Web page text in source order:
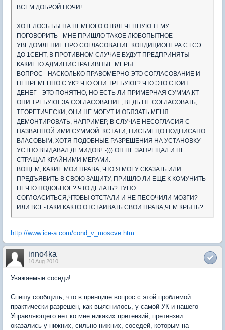
ВСЕМ ДОБРОЙ НОЧИ!
ХОТЕЛОСЬ БЫ НА НЕМНОГО ОТВЛЕЧЕННУЮ ТЕМУ
ПОГОВОРИТЬ - МНЕ ПРИШЛО ТАКОЕ ЛЮБОПЫТНОЕ
УВЕДОМЛЕНИЕ ПРО СОГЛАСОВАНИЕ КОНДИЦИОНЕРА С ГСЭ
ДО 1СЕНТ, В ПРОТИВНОМ СЛУЧАЕ БУДУТ ПРЕДПРИНЯТЫ
КАКИЕТО АДМИНИСТРАТИВНЫЕ МЕРЫ.
ВОПРОС - НАСКОЛЬКО ПРАВОМЕРНО ЭТО СОГЛАСОВАНИЕ И
НЕПРЕМЕННО С УК? ЧТО ОНИ ТРЕБУЮТ? ЧТО ЭТО СТОИТ
ДЕНЕГ - ЭТО ПОНЯТНО, НО ЕСТЬ ЛИ ПРИМЕРНАЯ СУММА,КТ
ОНИ ТРЕБУЮТ ЗА СОГЛАСОВАНИЕ, ВЕДЬ НЕ СОГЛАСОВАТЬ,
ТЕОРЕТИЧЕСКИ, ОНИ НЕ МОГУТ И ОБЯЗАТЬ МЕНЯ
ДЕМОНТИРОВАТЬ, НАПРИМЕР, В СЛУЧАЕ НЕСОГЛАСИЯ С
НАЗВАННОЙ ИМИ СУММОЙ. КСТАТИ, ПИСЬМЕЦО ПОДПИСАНО
ВЛАСОВЫМ, ХОТЯ ПОДОБНЫЕ РАЗРЕШЕНИЯ НА УСТАНОВКУ
УСТНО ВЫДАВАЛ ДЕМИДОВ! :-))) ОН НЕ ЗАПРЕЩАЛ И НЕ
СТРАЩАЛ КРАЙНИМИ МЕРАМИ.
ВОЩЕМ, КАКИЕ МОИ ПРАВА, ЧТО Я МОГУ СКАЗАТЬ ИЛИ
ПРЕДЪЯВИТЬ В СВОЮ ЗАЩИТУ, ПРИШЛО ЛИ ЕЩЕ К КОМУНИТЬ
НЕЧТО ПОДОБНОЕ? ЧТО ДЕЛАТЬ? ТУПО
СОГЛОАСИТЬСЯ,ЧТОБЫ ОТСТАЛИ И НЕ ПЕСОЧИЛИ МОЗГИ?
ИЛИ ВСЕ-ТАКИ КАКТО ОТСТАИВАТЬ СВОИ ПРАВА,ЧЕМ КРЫТЬ?
http://www.ice-a.com/cond_v_moscve.htm
inno4ka
10 Aug 2010
Уважаемые соседи!
Спешу сообщить, что в принципе вопрос с этой проблемой
практически разрешен, как выяснилось, у самой УК и нашего
Управляющего нет ко мне никаких претензий, претензии
оказались у нижних, сильно нижних, соседей, которым на